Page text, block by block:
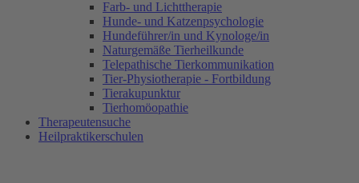
Farb- und Lichttherapie
Hunde- und Katzenpsychologie
Hundeführer/in und Kynologe/in
Naturgemäße Tierheilkunde
Telepathische Tierkommunikation
Tier-Physiotherapie - Fortbildung
Tierakupunktur
Tierhomöopathie
Therapeutensuche
Heilpraktikerschulen